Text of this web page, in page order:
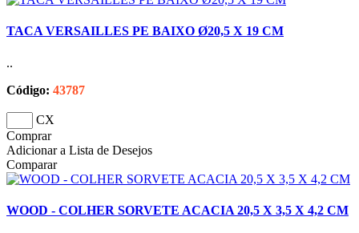
TACA VERSAILLES PE BAIXO Ø20,5 X 19 CM
..
Código: 43787
CX
Comprar
Adicionar a Lista de Desejos
Comparar
WOOD - COLHER SORVETE ACACIA 20,5 X 3,5 X 4,2 CM